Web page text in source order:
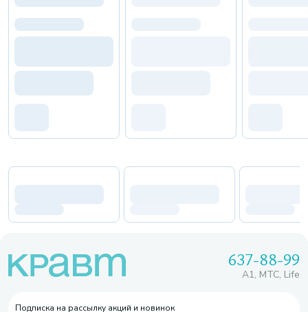
637-88-99
A1, МТС, Life
Подписка на рассылку акций и новинок